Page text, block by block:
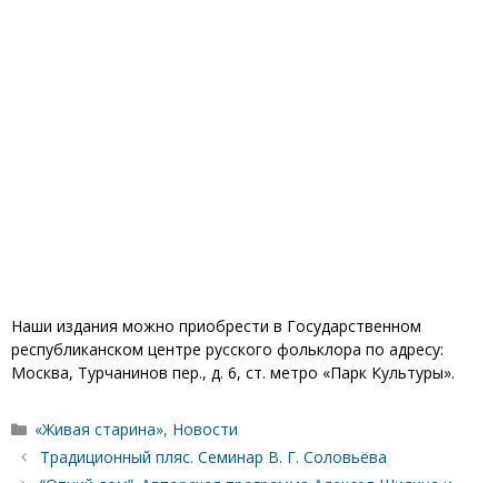
Наши издания можно приобрести в Государственном
республиканском центре русского фольклора по адресу:
Москва, Турчанинов пер., д. 6, ст. метро «Парк Культуры».
Рубрики
«Живая старина», Новости
Традиционный пляс. Семинар В. Г. Соловьёва